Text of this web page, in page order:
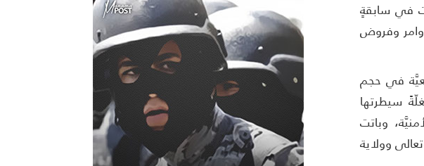
في سابقةٍ
وفروض
في حجم
سيطرتها
وباتت
وولاية